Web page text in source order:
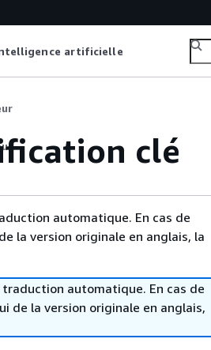
artificielle
clé
automatique. En cas de
la version originale en anglais, la
automatique. En cas de
de la version originale en anglais,